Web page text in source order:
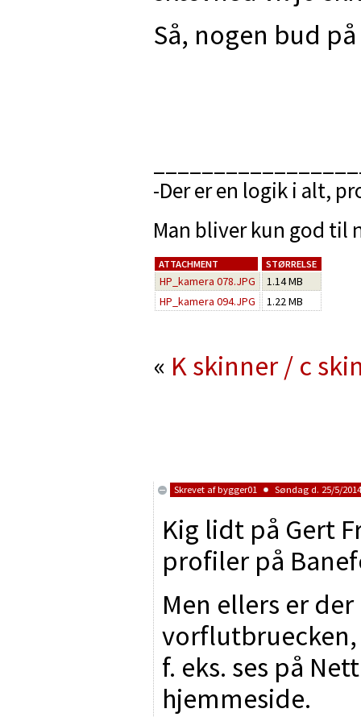
Så, nogen bud
-Der er en logik i alt,
Man bliver kun god til
ATTACHMENT STØRRELSE
HP_kamera 078.JPG
1.14 MB
HP_kamera 094.JPG
1.22 MB
« K skinner / c
Skrevet afbygger01 Søndag d. 25/5/
Kig lidt på Gert
profiler på
Men ellers er
f. eks. ses på
hjemmeside.